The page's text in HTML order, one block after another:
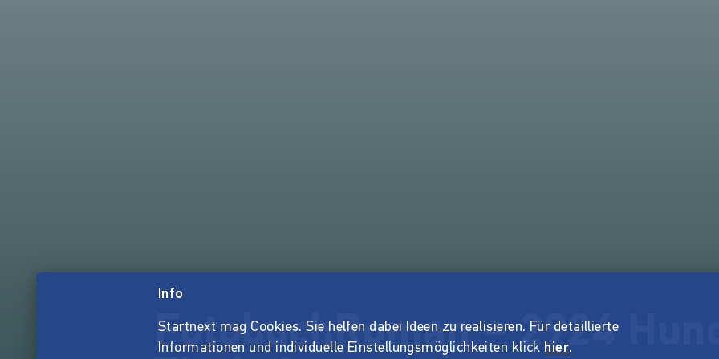
FotobuchRoman – 2924
Info
Startnext mag Cookies. Sie helfen dabei Ideen zu realisieren. Für detaillierte
Informationen und individuelle Einstellungsmöglichkeiten klick hier.